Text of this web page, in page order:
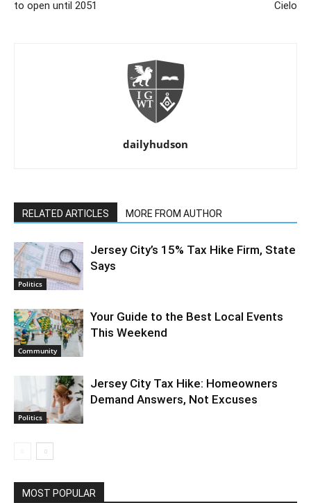
to open until 2051 Cielo
dailyhudson
RELATED ARTICLES MORE FROM AUTHOR
Politics
Jersey City’s 15% Tax Hike Firm, State
Says
Community
Your Guide to the Best Local Events
This Weekend
Politics
Jersey City Tax Hike: Homeowners
Demand Answers, Not Excuses
MOST POPULAR